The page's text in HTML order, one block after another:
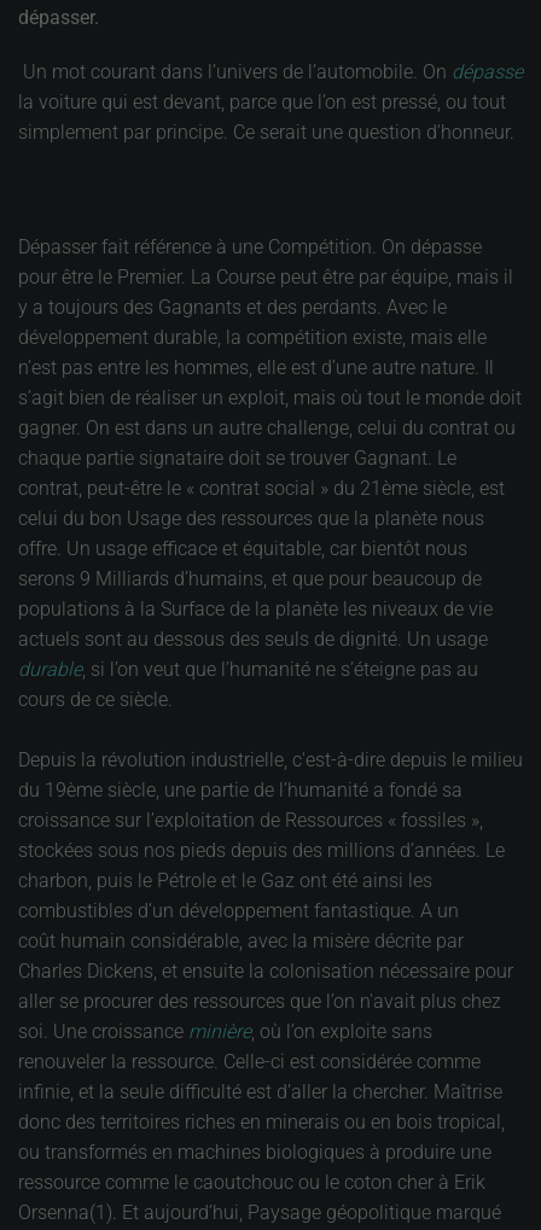
dépasser.
Un mot courant dans l’univers de l’automobile. On dépasse
la voiture qui est devant, parce que l’on est pressé, ou tout
simplement par principe. Ce serait une question d’honneur.
Dépasser fait référence à une Compétition. On dépasse
pour être le Premier. La Course peut être par équipe, mais il
y a toujours des Gagnants et des perdants. Avec le
développement durable, la compétition existe, mais elle
n’est pas entre les hommes, elle est d’une autre nature. Il
s’agit bien de réaliser un exploit, mais où tout le monde doit
gagner. On est dans un autre challenge, celui du contrat ou
chaque partie signataire doit se trouver Gagnant. Le
contrat, peut-être le « contrat social » du 21ème siècle, est
celui du bon Usage des ressources que la planète nous
offre. Un usage efficace et équitable, car bientôt nous
serons 9 Milliards d’humains, et que pour beaucoup de
populations à la Surface de la planète les niveaux de vie
actuels sont au dessous des seuls de dignité. Un usage
durable, si l’on veut que l’humanité ne s’éteigne pas au
cours de ce siècle.
Depuis la révolution industrielle, c'est-à-dire depuis le milieu
du 19ème siècle, une partie de l’humanité a fondé sa
croissance sur l’exploitation de Ressources « fossiles »,
stockées sous nos pieds depuis des millions d’années. Le
charbon, puis le Pétrole et le Gaz ont été ainsi les
combustibles d’un développement fantastique. A un
coût humain considérable, avec la misère décrite par
Charles Dickens, et ensuite la colonisation nécessaire pour
aller se procurer des ressources que l’on n'avait plus chez
soi. Une croissance minière, où l’on exploite sans
renouveler la ressource. Celle-ci est considérée comme
infinie, et la seule difficulté est d’aller la chercher. Maîtrise
donc des territoires riches en minerais ou en bois tropical,
ou transformés en machines biologiques à produire une
ressource comme le caoutchouc ou le coton cher à Erik
Orsenna(1). Et aujourd’hui, Paysage géopolitique marqué